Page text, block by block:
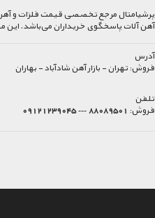
پرشیا‌متال مرجع تخصصی قیمت فلزات و آهن
آهن آلات پاسخگوی خریداران می‌باشد. این
آدرس
فروش:تهران - بازار آهن شادآباد - بهاران
تلفن
فروش: 88089501 --- 09121239045